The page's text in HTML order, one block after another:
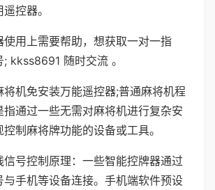
控器。
使用上需要帮助，想获取一对一指
kkss8691 随时交流 。
将机免安装万能遥控器;普通麻将机程
指通过一些无需对麻将机进行复杂安
制麻将牌功能的设备或工具。
信号控制原理：一些智能控牌器通过
与手机等设备连接。手机端软件预设